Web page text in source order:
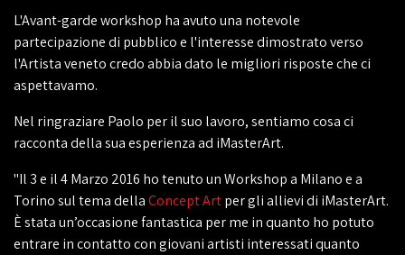
L'Avant-garde workshop ha avuto una notevole
partecipazione di pubblico e l'interesse dimostrato verso
l'Artista veneto credo abbia dato le migliori risposte che ci
aspettavamo.
Nel ringraziare Paolo per il suo lavoro, sentiamo cosa ci
racconta della sua esperienza ad iMasterArt.
"Il 3 e il 4 Marzo 2016 ho tenuto un Workshop a Milano e a
Torino sul tema dellaConcept Artper gli allievi di iMasterArt.
È stata un’occasione fantastica per me in quanto ho potuto
entrare in contatto con giovani artisti interessati quanto